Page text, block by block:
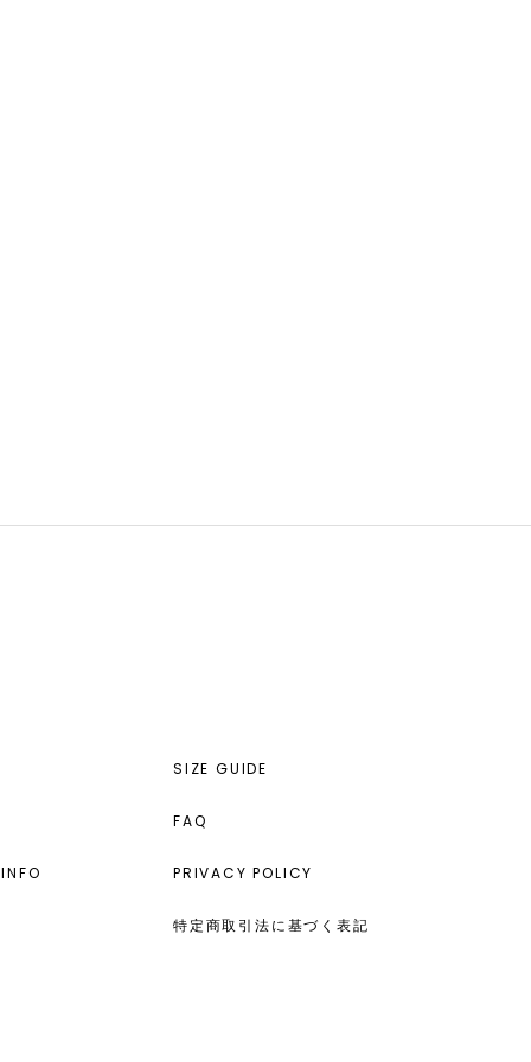
SIZE GUIDE
FAQ
PRIVACY POLICY
特定商取引法に基づく表記